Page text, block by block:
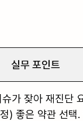
실무 포인트
슈가 잦아 재진단
) 좋은 약관 선택